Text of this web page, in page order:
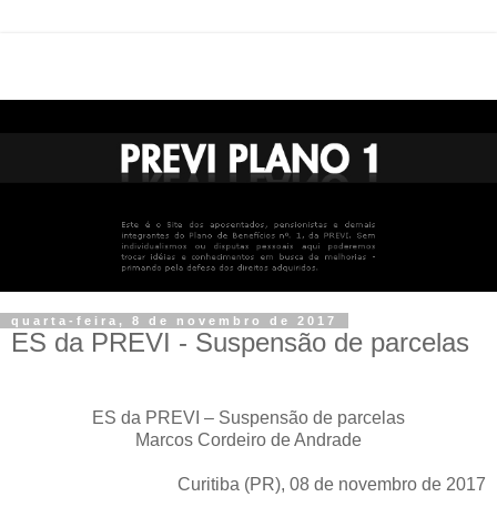
quarta-feira, 8 de novembro de 2017
ES da PREVI - Suspensão de parcelas
ES da PREVI – Suspensão de parcelas
Marcos Cordeiro de Andrade
Curitiba (PR), 08 de novembro de 2017